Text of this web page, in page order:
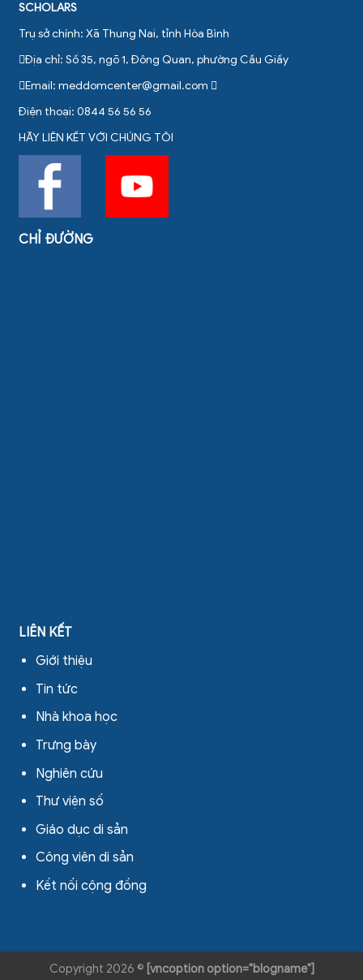
SCHOLARS
Trụ sở chính: Xã Thung Nai, tỉnh Hòa Bình
Địa chỉ: Số 35, ngõ 1, Đông Quan, phường Cầu Giấy
Email: meddomcenter@gmail.com
Điện thoại: 0844 56 56 56
HÃY LIÊN KẾT VỚI CHÚNG TÔI
CHỈ ĐƯỜNG
LIÊN KẾT
Giới thiệu
Tin tức
Nhà khoa học
Trưng bày
Nghiên cứu
Thư viện số
Giáo dục di sản
Công viên di sản
Kết nối cộng đồng
Copyright 2026 © [vncoption option="blogname"]